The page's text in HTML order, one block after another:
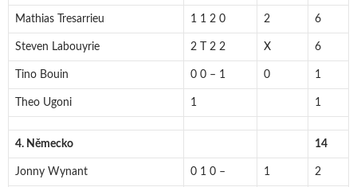
Mathias Tresarrieu 1 1 2 0 2 6
Steven Labouyrie 2 T 2 2 X 6
Tino Bouin 0 0 – 1 0 1
Theo Ugoni 1 1
4. Německo 14
Jonny Wynant 0 1 0 – 1 2